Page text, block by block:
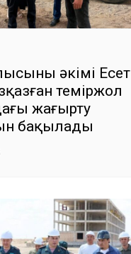
әкімі Есет
теміржол
жаңғырту
бақылады